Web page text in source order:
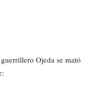
Ojeda se mató